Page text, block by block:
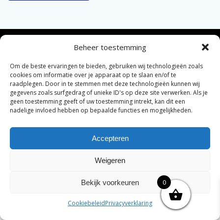
Beheer toestemming
Om de beste ervaringen te bieden, gebruiken wij technologieën zoals
cookies om informatie over je apparaat op te slaan en/of te
raadplegen. Door in te stemmen met deze technologieën kunnen wij
gegevens zoals surfgedrag of unieke ID's op deze site verwerken. Als je
geen toestemming geeft of uw toestemming intrekt, kan dit een
nadelige invloed hebben op bepaalde functies en mogelijkheden.
Accepteren
Weigeren
Bekijk voorkeuren
CookiebeleidPrivacyverklaring
Privacyverklaring|Cookiebeleid|Retourbeleid
Algemene voorwaarden voor consumenten| Zakelijke
algemene voorwaarden| Disclaimer
Merknamen op deze site worden enkel ter referentie
genoemd. Geen officiële samenwerking tenzij anders
vermeld.
0